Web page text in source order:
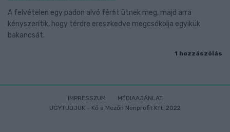
A felvételen egy padon alvó férfit ütnek meg, majd arra
kényszerítik, hogy térdre ereszkedve megcsókolja egyikük
bakancsát.
1 hozzászólás
IMPRESSZUM
MÉDIAAJÁNLAT
UGYTUDJUK - Kő a Mezőn Nonprofit Kft. 2022